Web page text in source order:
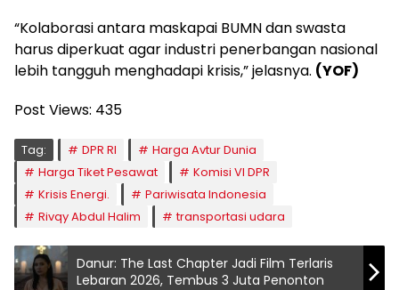
“Kolaborasi antara maskapai BUMN dan swasta
harus diperkuat agar industri penerbangan nasional
lebih tangguh menghadapi krisis,” jelasnya. (YOF)
Post Views: 435
Tag: DPR RI
Harga Avtur Dunia
Harga Tiket Pesawat
Komisi VI DPR
Krisis Energi.
Pariwisata Indonesia
Rivqy Abdul Halim
transportasi udara
Danur: The Last Chapter Jadi Film Terlaris
Lebaran 2026, Tembus 3 Juta Penonton